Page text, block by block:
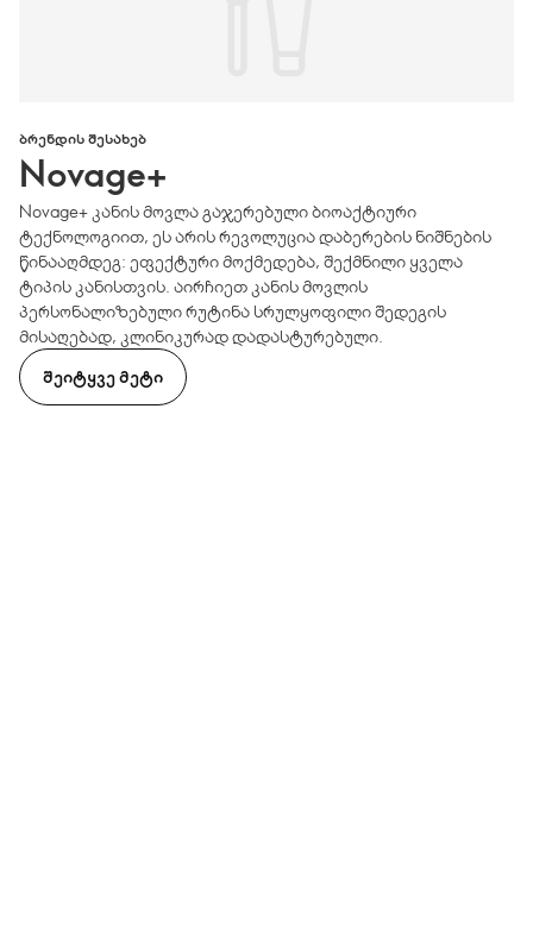
ᲑᲠᲔᲜᲓᲘᲡ ᲨᲔᲡᲐᲮᲔᲑ
Novage+
Novage+ კანის მოვლა გაჯერებული ბიოაქტიური
ტექნოლოგიით, ეს არის რევოლუცია დაბერების ნიშნების
წინააღმდეგ: ეფექტური მოქმედება, შექმნილი ყველა
ტიპის კანისთვის. აირჩიეთ კანის მოვლის
პერსონალიზებული რუტინა სრულყოფილი შედეგის
მისაღებად, კლინიკურად დადასტურებული.
ᲨᲔᲘᲢᲧᲕᲔ ᲛᲔᲢᲘ